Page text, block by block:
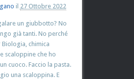
il 27 Ottobre 2022
un giubbotto? No
già tanti. No perché
chimica
scaloppine che ho
cuoco. Faccio la pasta.
una scaloppina. E